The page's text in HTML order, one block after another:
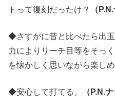
トって復刻だったけ？
（
◆さすがに昔と比べたら出
力によりリーチ目等をそっ
を懐かしく思いながら楽しめ
◆安心して打てる。 （P.N.ナ